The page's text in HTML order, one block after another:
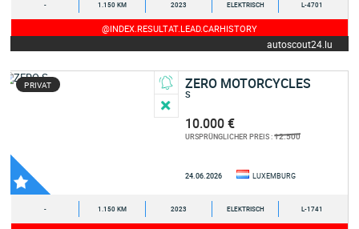
- 1.150 KM 2023 ELEKTRISCH L-4701
@INDEX.RESULTAT.LEAD.CARHISTORY
autoscout24.lu
PRIVAT ZERO MOTORCYCLES
S
10.000 €
URSPRÜNGLICHER PREIS :12.500
24.06.2026 LUXEMBURG
- 1.150 KM 2023 ELEKTRISCH L-1741